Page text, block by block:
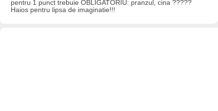
pentru 1 punct trebuie OBLIGATORIU: pranzul, cina ?????
Haios pentru lipsa de imaginatie!!!